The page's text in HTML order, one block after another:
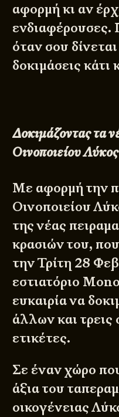
αφορμή κι αν
όταν σου
δοκιμάσεις κάτι
Δοκιμάζοντας τα
Οινοποιείου Λύκος
Με αφορμή την
Οινοποιείου
της νέας
κρασιών του,
την Τρίτη 28
εστιατόριο
ευκαιρία να
άλλων και τρεις
ετικέτες.
Σε έναν χώρο
άξια του
οικογένειας